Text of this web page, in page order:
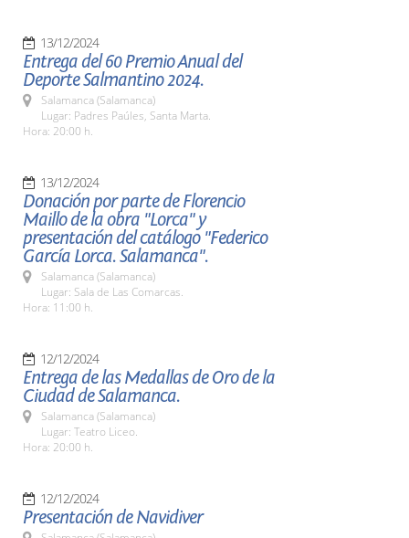
13/12/2024
Entrega del 60 Premio Anual del
Deporte Salmantino 2024.
Salamanca (Salamanca)
Lugar: Padres Paúles, Santa Marta.
Hora: 20:00 h.
13/12/2024
Donación por parte de Florencio
Maillo de la obra "Lorca" y
presentación del catálogo "Federico
García Lorca. Salamanca".
Salamanca (Salamanca)
Lugar: Sala de Las Comarcas.
Hora: 11:00 h.
12/12/2024
Entrega de las Medallas de Oro de la
Ciudad de Salamanca.
Salamanca (Salamanca)
Lugar: Teatro Liceo.
Hora: 20:00 h.
12/12/2024
Presentación de Navidiver